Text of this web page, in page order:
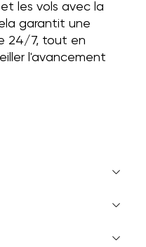
les vols avec la
garantit une
24/7, tout en
l'avancement